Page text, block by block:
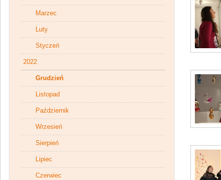
Marzec
Luty
Styczeń
2022
Grudzień
Listopad
Październik
Wrzesień
Sierpień
Lipiec
Czerwiec